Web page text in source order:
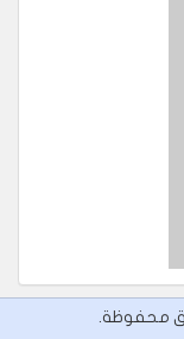
محفوظة.